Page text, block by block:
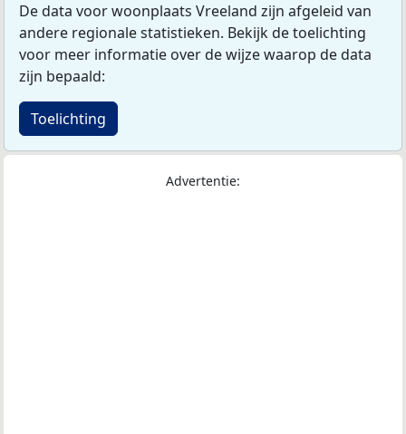
De data voor woonplaats Vreeland zijn afgeleid van
andere regionale statistieken. Bekijk de toelichting
voor meer informatie over de wijze waarop de data
zijn bepaald:
Toelichting
Advertentie: